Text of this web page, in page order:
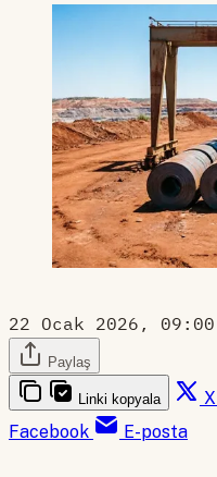
22 Ocak 2026, 09:00
Paylaş
Linki kopyala X
Facebook
E-posta